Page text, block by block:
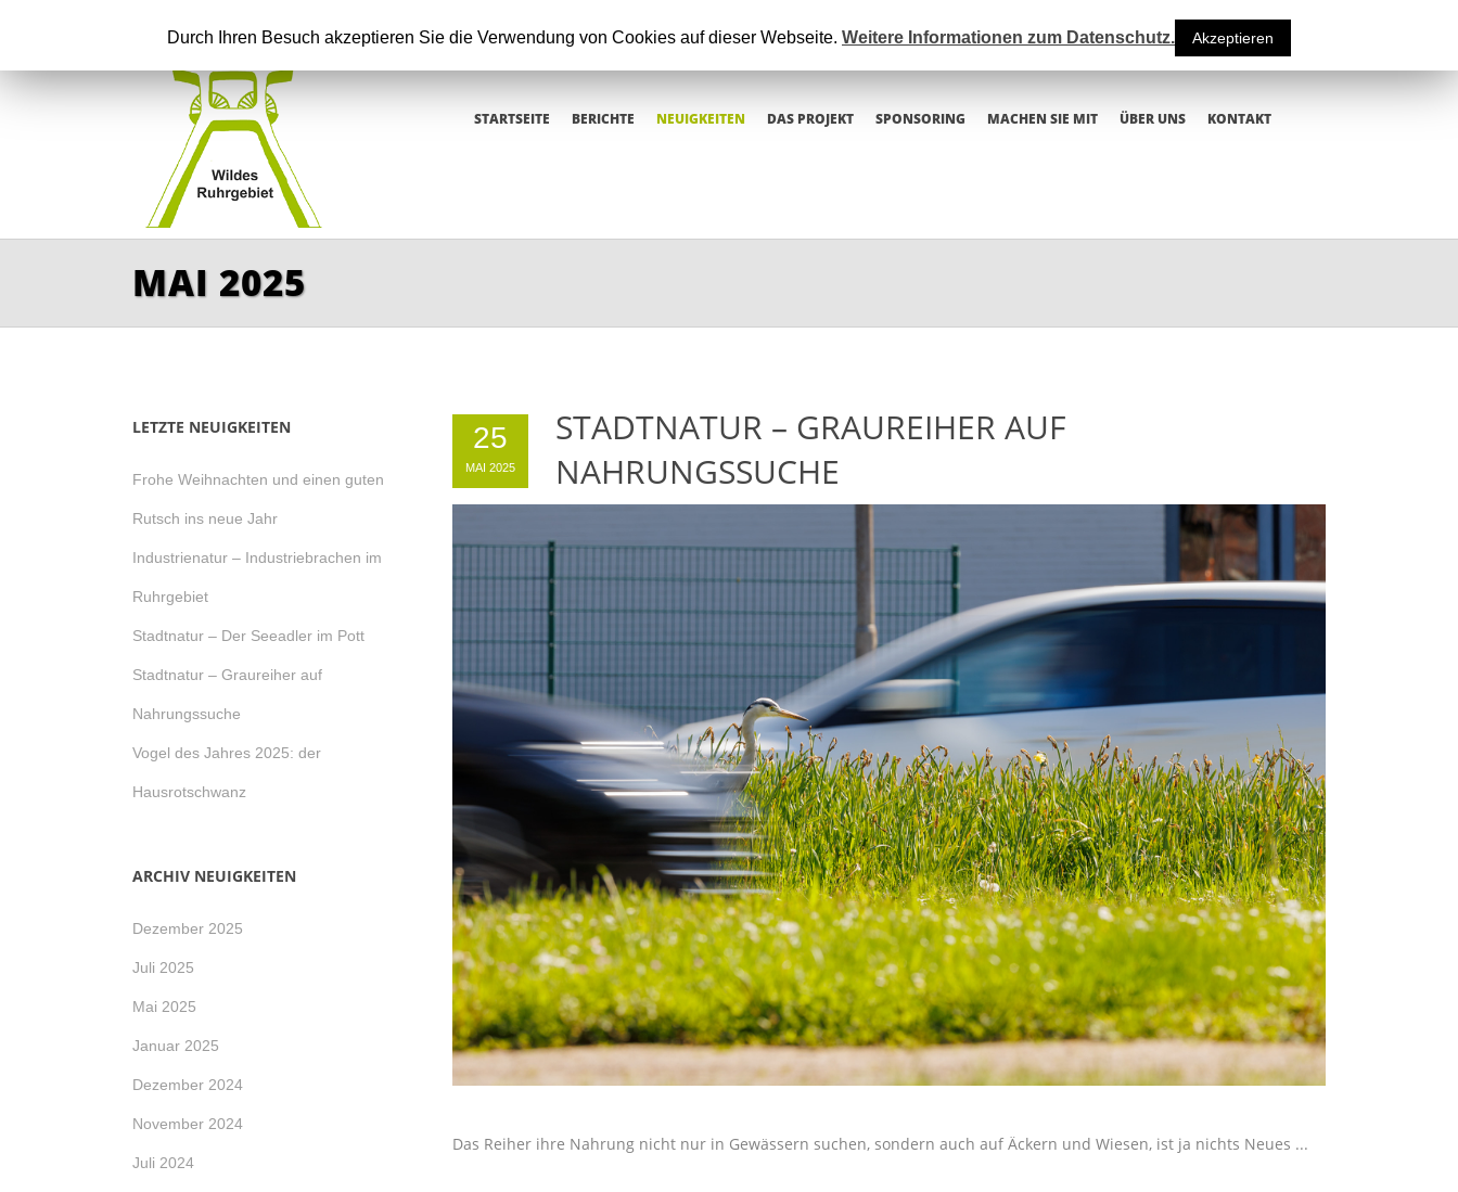
STARTSEITE BERICHTE NEUIGKEITEN DAS PROJEKT SPONSORING MACHEN SIE MIT ÜBER UNS KONTAKT
MAI 2025
LETZTE NEUIGKEITEN
Frohe Weihnachten und einen guten
Rutsch ins neue Jahr
Industrienatur – Industriebrachen im
Ruhrgebiet
Stadtnatur – Der Seeadler im Pott
Stadtnatur – Graureiher auf
Nahrungssuche
Vogel des Jahres 2025: der
Hausrotschwanz
ARCHIV NEUIGKEITEN
Dezember 2025
Juli 2025
Mai 2025
Januar 2025
Dezember 2024
November 2024
Juli 2024
25
MAI 2025
STADTNATUR – GRAUREIHER AUF
NAHRUNGSSUCHE
Das Reiher ihre Nahrung nicht nur in Gewässern suchen, sondern auch auf Äckern und Wiesen, ist ja nichts Neues ...
Durch Ihren Besuch akzeptieren Sie die Verwendung von Cookies auf dieser Webseite. Weitere Informationen zum Datenschutz. Akzeptieren